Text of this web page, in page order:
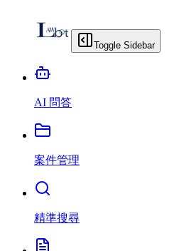
Toggle Sidebar
AI 問答
案件管理
精準搜尋